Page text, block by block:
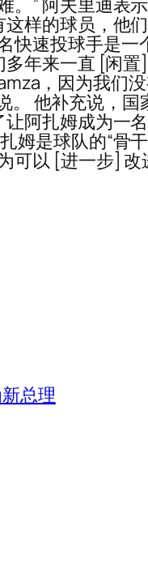
。” 阿夫里迪表
样的球员，他
快速投球手是
年来一直 [闲
，因为我们
。 他补充说，
阿扎姆成为一
姆是球队的“骨
可以 [进一步] 改
总理